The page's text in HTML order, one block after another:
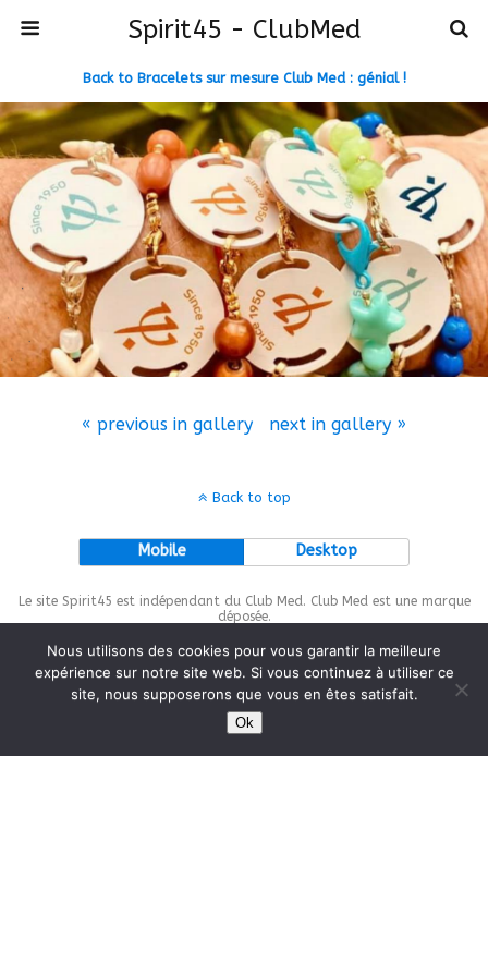
Spirit45 - ClubMed
Back to Bracelets sur mesure Club Med : génial !
« previous in gallery next in gallery »
Back to top
Mobile Desktop
Le site Spirit45 est indépendant du Club Med. Club Med est une marque
déposée.
This site is protected bywp-copyrightpro.com
Nous utilisons des cookies pour vous garantir la meilleure
expérience sur notre site web. Si vous continuez à utiliser ce
site, nous supposerons que vous en êtes satisfait.
Ok